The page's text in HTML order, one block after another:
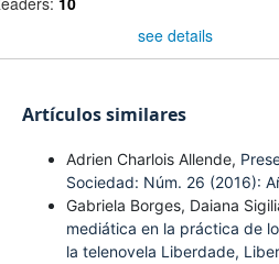
see details
Artículos similares
Adrien Charlois Allende,
Sociedad: Núm. 26 (2016):
Gabriela Borges, Daiana
mediática en la práctica de
la telenovela Liberdade,